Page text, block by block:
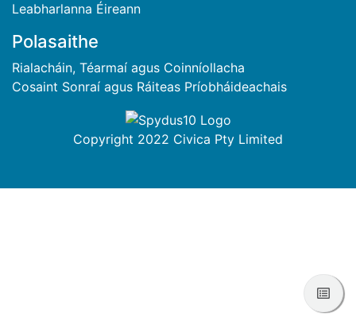
Leabharlanna Éireann
Polasaithe
Rialacháin, Téarmaí agus Coinníollacha
Cosaint Sonraí agus Ráiteas Príobháideachais
Copyright 2022 Civica Pty Limited